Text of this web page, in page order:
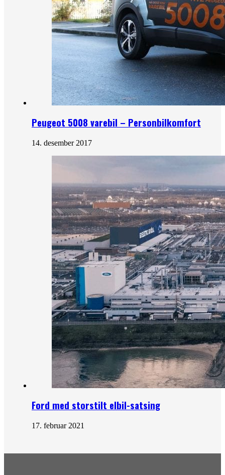
Peugeot 5008 varebil – Personbilkomfort
14. desember 2017
Ford med storstilt elbil-satsing
17. februar 2021